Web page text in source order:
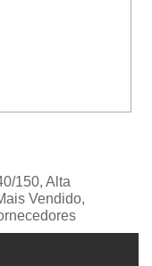
150, Alta
Vendido,